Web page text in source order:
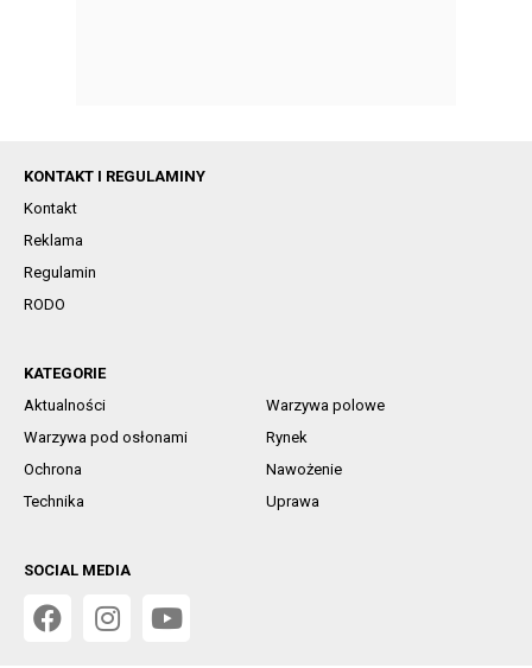
KONTAKT I REGULAMINY
Kontakt
Reklama
Regulamin
RODO
KATEGORIE
Aktualności
Warzywa polowe
Warzywa pod osłonami
Rynek
Ochrona
Nawożenie
Technika
Uprawa
SOCIAL MEDIA